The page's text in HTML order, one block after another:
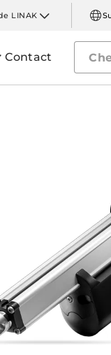
LINAK
Contact